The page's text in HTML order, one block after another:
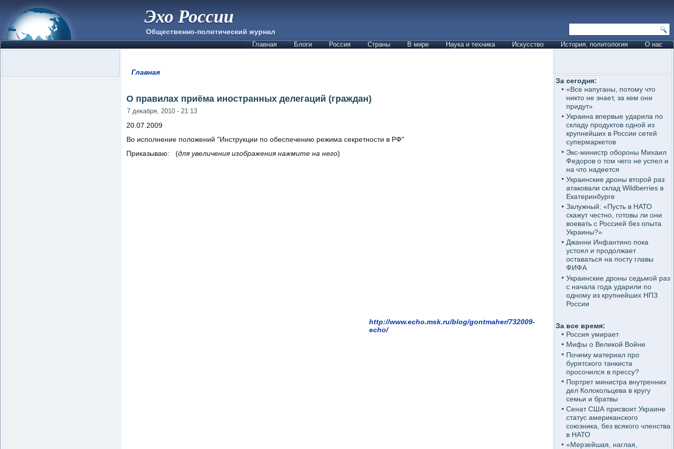
Эхо России
Общественно-политический журнал
Главная Блоги Россия Страны В мире Наука и техника Искусство История, политология О нас
Главная
О правилах приёма иностранных делегаций (граждан)
7 декабря, 2010 - 21:13
20.07.2009
Во исполнение положений "Инструкции по обеспечению режима секретности в РФ"
Приказываю: (для увеличения изображения нажмите на него)
http://www.echo.msk.ru/blog/gontmaher/732009-
echo/
За сегодня:
«Все напуганы, потому что
никто не знает, за кем они
придут»
Украина впервые ударила по
складу продуктов одной из
крупнейших в России сетей
супермаркетов
Экс-министр обороны Михаил
Федоров о том чего не успел и
на что надеется
Украинские дроны второй раз
атаковали склад Wildberries в
Екатеринбурге
Залужный: «Пусть в НАТО
скажут честно, готовы ли они
воевать с Россией без опыта
Украины?»
Джанни Инфантино пока
устоял и продолжает
оставаться на посту главы
ФИФА
Украинские дроны седьмой раз
с начала года ударили по
одному из крупнейших НПЗ
России
За все время:
Россия умирает
Мифы о Великой Войне
Почему материал про
бурятского танкиста
просочился в прессу?
Портрет министра внутренних
дел Колокольцева в кругу
семьи и братвы
Сенат США присвоит Украине
статус американского
союзника, без всякого членства
в НАТО
«Мерзейшая, наглая,